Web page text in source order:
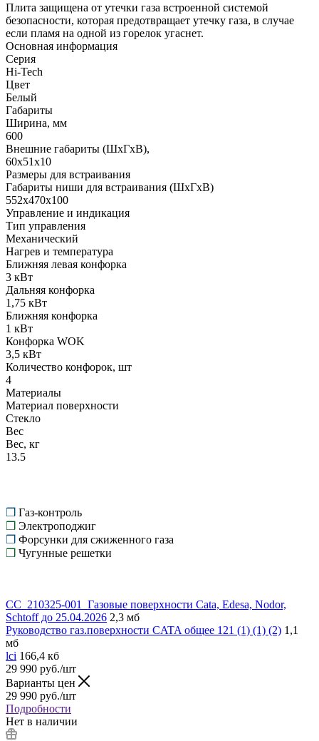
Плита защищена от утечки газа встроенной системой
безопасности, которая предотвращает утечку газа, в случае
если пламя на одной из горелок угаснет.
Основная информация
Серия
Hi-Tech
Цвет
Белый
Габариты
Ширина, мм
600
Внешние габариты (ШхГхВ),
60х51х10
Размеры для встраивания
Габариты ниши для встраивания (ШхГхВ)
552х470х100
Управление и индикация
Тип управления
Механический
Нагрев и температура
Ближняя левая конфорка
3 кВт
Дальняя конфорка
1,75 кВт
Ближняя конфорка
1 кВт
Конфорка WOK
3,5 кВт
Количество конфорок, шт
4
Материалы
Материал поверхности
Стекло
Вес
Вес, кг
13.5
❒ Газ-контроль
❒ Электроподжиг
❒ Форсунки для сжиженного газа
❒ Чугунные решетки
СС_210325-001_Газовые поверхности Cata, Edesa, Nodor,
Schtoff до 25.04.2026 2,3 мб
Руководство газ.поверхности CATA общее 121 (1) (1) (2) 1,1
мб
lci 166,4 кб
29 990 руб./шт
Варианты цен
29 990 руб./шт
Подробности
Нет в наличии